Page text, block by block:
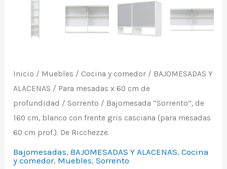
Inicio / Muebles /Cocina y comedor / BAJOMESADAS Y
ALACENAS / Para mesadas x 60 cm de
profundidad / Sorrento / Bajomesada “Sorrento”, de
160 cm, blanco con frente gris casciana (para mesadas
60 cm prof.). De Ricchezze.
Bajomesadas, BAJOMESADAS Y ALACENAS,Cocina
y comedor, Muebles,Sorrento
prof.).
cantidad